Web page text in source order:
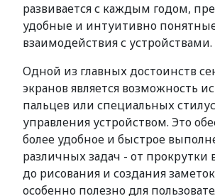
развивается с каждым годом,
удобные и интуитивно
взаимодействия с устройствами.
Одной из главных достоинств
экранов является возможность
пальцев или специальных
управления устройством. Это
более удобное и быстрое
различных задач - от прокрутки
до рисования и создания
особенно полезно для